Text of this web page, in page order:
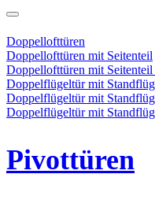
Doppellofttüren
Doppellofttüren mit Seitenteil
Doppellofttüren mit
Doppelflügeltür mit
Doppelflügeltür mit
Doppelflügeltür mit
Pivottüren